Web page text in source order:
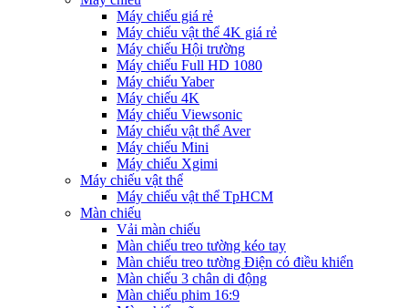
Máy chiếu giá rẻ
Máy chiếu vật thể 4K giá rẻ
Máy chiếu Hội trường
Máy chiếu Full HD 1080
Máy chiếu Yaber
Máy chiếu 4K
Máy chiếu Viewsonic
Máy chiếu vật thể Aver
Máy chiếu Mini
Máy chiếu Xgimi
Máy chiếu vật thể
Máy chiếu vật thể TpHCM
Màn chiếu
Vải màn chiếu
Màn chiếu treo tường kéo tay
Màn chiếu treo tường Điện có điều khiển
Màn chiếu 3 chân di động
Màn chiếu phim 16:9